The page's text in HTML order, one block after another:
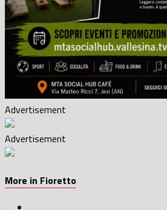
Advertisement
Advertisement
More in Fioretto